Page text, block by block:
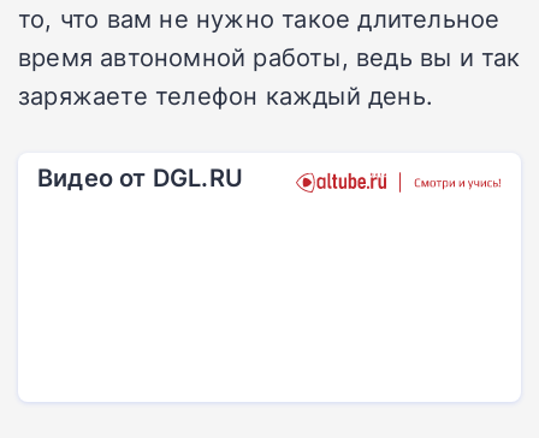
то, что вам не нужно такое длительное
время автономной работы, ведь вы и так
заряжаете телефон каждый день.
Видео от DGL.RU